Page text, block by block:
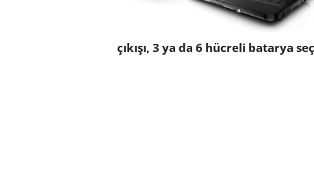
çıkışı, 3 ya da 6 hücreli batarya